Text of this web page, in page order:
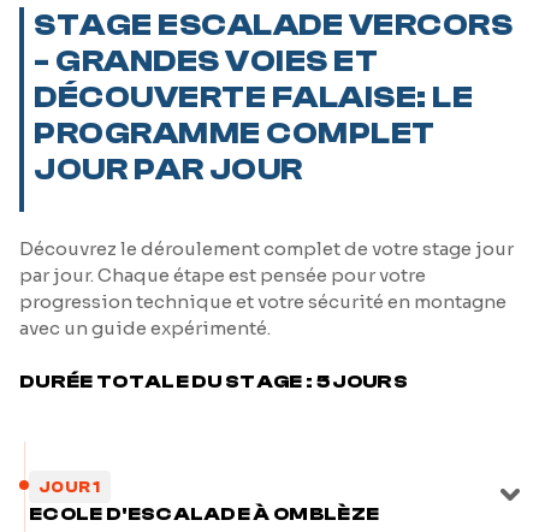
STAGE ESCALADE VERCORS
- GRANDES VOIES ET
DÉCOUVERTE FALAISE: LE
PROGRAMME COMPLET
JOUR PAR JOUR
Découvrez le déroulement complet de votre stage jour
par jour. Chaque étape est pensée pour votre
progression technique et votre sécurité en montagne
avec un guide expérimenté.
DURÉE TOTALE DU STAGE : 5 JOURS
JOUR 1
ECOLE D'ESCALADE À OMBLÈZE